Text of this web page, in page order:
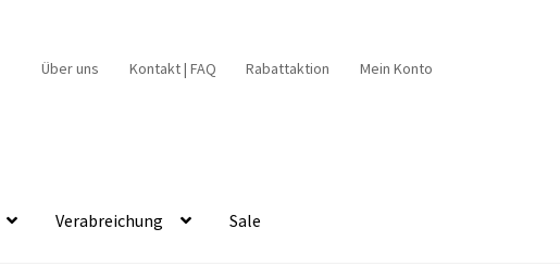
Über uns Kontakt | FAQ Rabattaktion Mein Konto
Verabreichung Sale